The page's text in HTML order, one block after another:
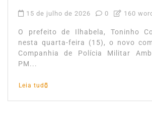
15 de julho de 2026 0 160
O prefeito de Ilhabela, Toninho
nesta quarta-feira (15), o novo
Companhia de Polícia Militar
PM...
Leia tudo